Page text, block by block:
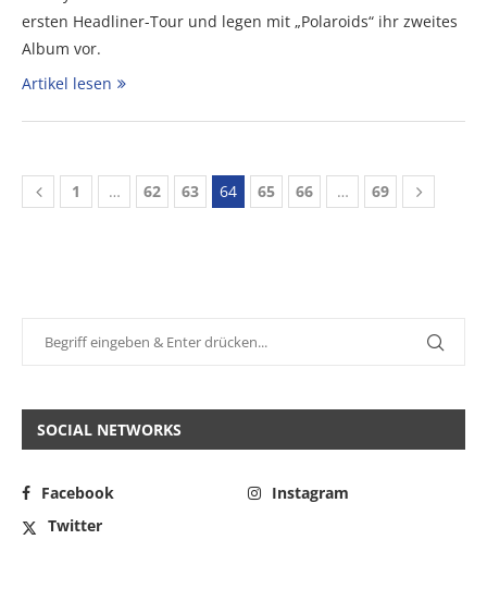
ersten Headliner-Tour und legen mit „Polaroids“ ihr zweites
Album vor.
Artikel lesen
1 … 62 63 64 65 66 … 69
SOCIAL NETWORKS
Facebook
Instagram
Twitter